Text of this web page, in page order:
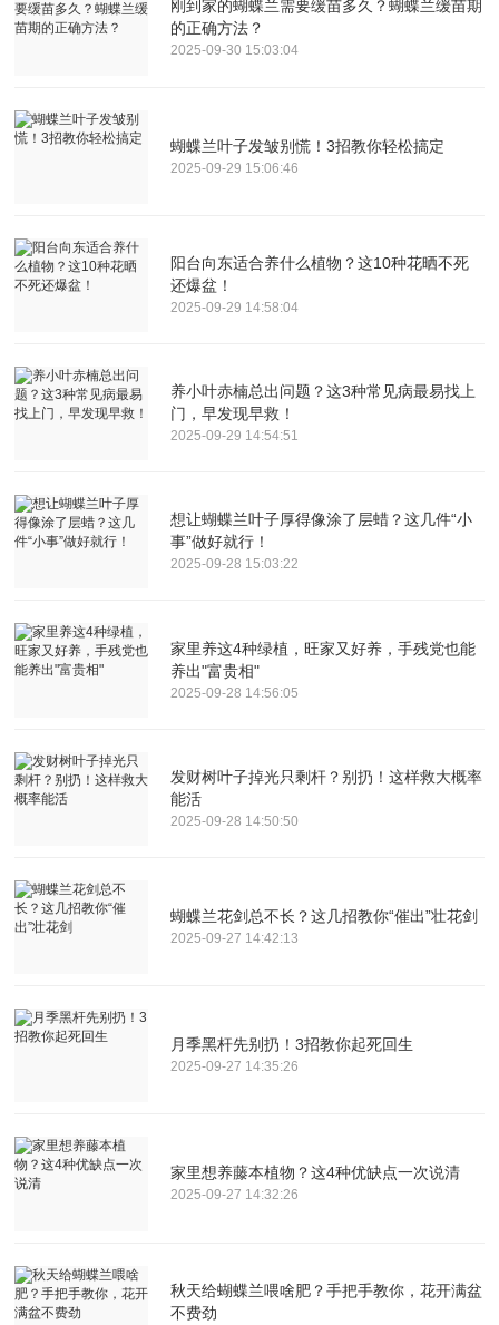
刚到家的蝴蝶兰需要缓苗多久？蝴蝶兰缓苗期
的正确方法？
2025-09-30 15:03:04
蝴蝶兰叶子发皱别慌！3招教你轻松搞定
2025-09-29 15:06:46
阳台向东适合养什么植物？这10种花晒不死
还爆盆！
2025-09-29 14:58:04
养小叶赤楠总出问题？这3种常见病最易找上
门，早发现早救！
2025-09-29 14:54:51
想让蝴蝶兰叶子厚得像涂了层蜡？这几件“小
事”做好就行！
2025-09-28 15:03:22
家里养这4种绿植，旺家又好养，手残党也能
养出"富贵相"
2025-09-28 14:56:05
发财树叶子掉光只剩杆？别扔！这样救大概率
能活
2025-09-28 14:50:50
蝴蝶兰花剑总不长？这几招教你“催出”壮花剑
2025-09-27 14:42:13
月季黑杆先别扔！3招教你起死回生
2025-09-27 14:35:26
家里想养藤本植物？这4种优缺点一次说清
2025-09-27 14:32:26
秋天给蝴蝶兰喂啥肥？手把手教你，花开满盆
不费劲